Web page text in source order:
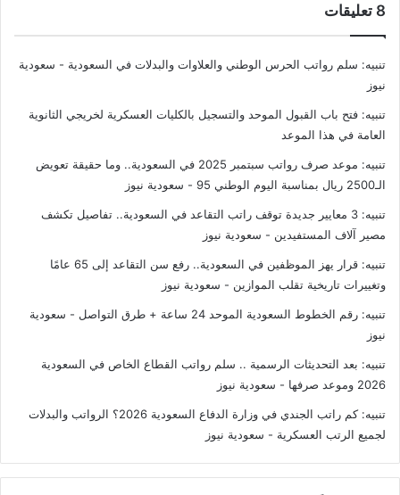
‫8 تعليقات
تنبيه: سلم رواتب الحرس الوطني والعلاوات والبدلات في السعودية - سعودية
نيوز
تنبيه: فتح باب القبول الموحد والتسجيل بالكليات العسكرية لخريجي الثانوية
العامة في هذا الموعد
تنبيه:
موعد صرف رواتب سبتمبر 2025 في السعودية.. وما حقيقة تعويض
الـ2500 ريال بمناسبة اليوم الوطني 95 - سعودية نيوز
تنبيه:
3 معايير جديدة توقف راتب التقاعد في السعودية.. تفاصيل تكشف
مصير آلاف المستفيدين - سعودية نيوز
تنبيه:
قرار يهز الموظفين في السعودية.. رفع سن التقاعد إلى 65 عامًا
وتغييرات تاريخية تقلب الموازين - سعودية نيوز
تنبيه:
رقم الخطوط السعودية الموحد 24 ساعة + طرق التواصل - سعودية
نيوز
تنبيه: بعد التحديثات الرسمية .. سلم رواتب القطاع الخاص في السعودية
2026 وموعد صرفها - سعودية نيوز
تنبيه:
كم راتب الجندي في وزارة الدفاع السعودية 2026؟ الرواتب والبدلات
لجميع الرتب العسكرية - سعودية نيوز